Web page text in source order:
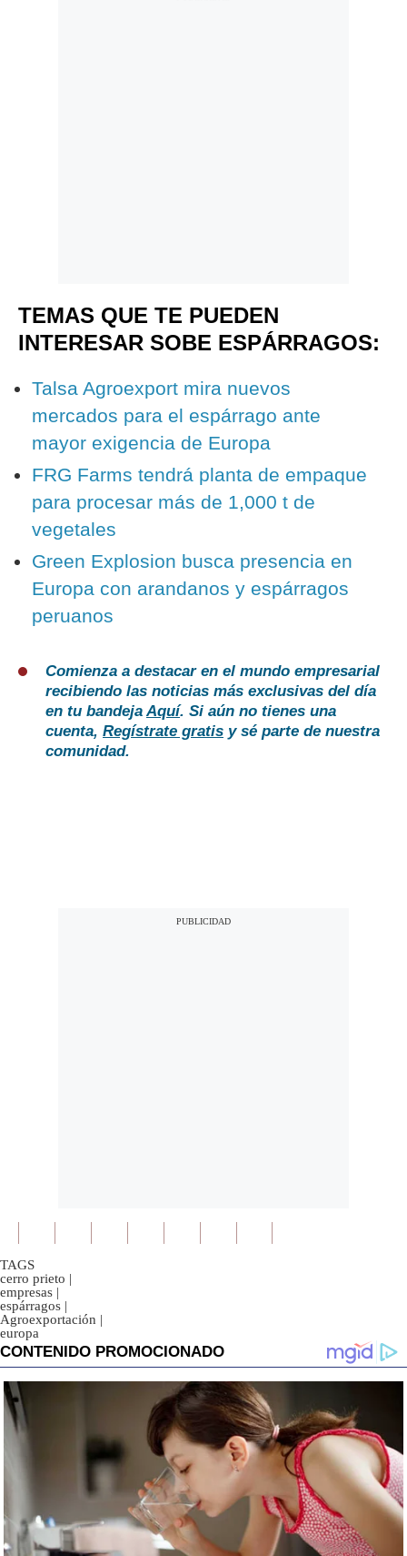
TEMAS QUE TE PUEDEN
INTERESAR SOBE ESPÁRRAGOS:
Talsa Agroexport mira nuevos
mercados para el espárrago ante
mayor exigencia de Europa
FRG Farms tendrá planta de empaque
para procesar más de 1,000 t de
vegetales
Green Explosion busca presencia en
Europa con arandanos y espárragos
peruanos
Comienza a destacar en el mundo empresarial
recibiendo las noticias más exclusivas del día
en tu bandejaAquí. Si aún no tienes una
cuenta, Regístrate gratis y sé parte de nuestra
comunidad.
TAGS
cerro prieto |
empresas |
espárragos |
Agroexportación |
europa